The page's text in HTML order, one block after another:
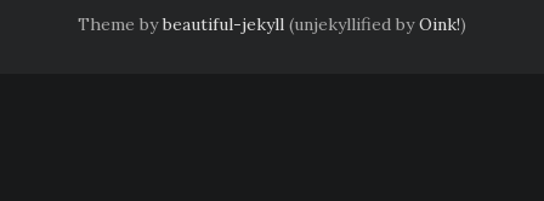
Theme bybeautiful-jekyll (unjekyllified byOink!)